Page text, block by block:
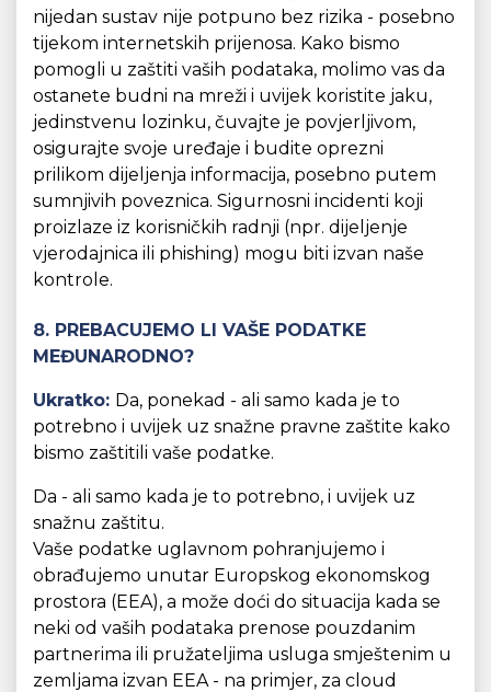
nijedan sustav nije potpuno bez rizika - posebno
tijekom internetskih prijenosa. Kako bismo
pomogli u zaštiti vaših podataka, molimo vas da
ostanete budni na mreži i uvijek koristite jaku,
jedinstvenu lozinku, čuvajte je povjerljivom,
osigurajte svoje uređaje i budite oprezni
prilikom dijeljenja informacija, posebno putem
sumnjivih poveznica. Sigurnosni incidenti koji
proizlaze iz korisničkih radnji (npr. dijeljenje
vjerodajnica ili phishing) mogu biti izvan naše
kontrole.
8. PREBACUJEMO LI VAŠE PODATKE
MEĐUNARODNO?
Ukratko: Da, ponekad - ali samo kada je to
potrebno i uvijek uz snažne pravne zaštite kako
bismo zaštitili vaše podatke.
Da - ali samo kada je to potrebno, i uvijek uz
snažnu zaštitu.
Vaše podatke uglavnom pohranjujemo i
obrađujemo unutar Europskog ekonomskog
prostora (EEA), a može doći do situacija kada se
neki od vaših podataka prenose pouzdanim
partnerima ili pružateljima usluga smještenim u
zemljama izvan EEA - na primjer, za cloud